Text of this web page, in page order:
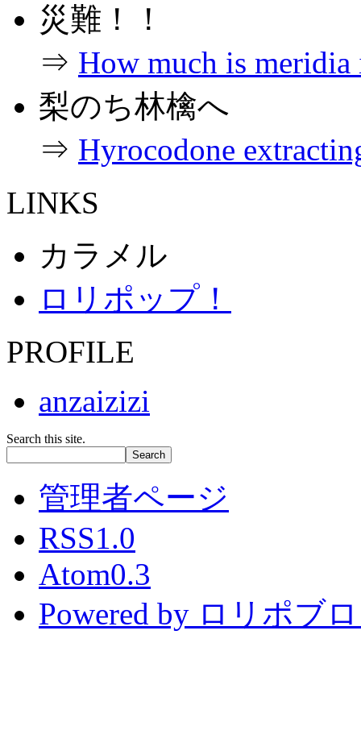
災難！！
⇒ How much is meridia
梨のち林檎へ
⇒ Hyrocodone
LINKS
カラメル
ロリポップ！
PROFILE
anzaizizi
Search this site.
管理者ページ
RSS1.0
Atom0.3
Powered by ロリポブ